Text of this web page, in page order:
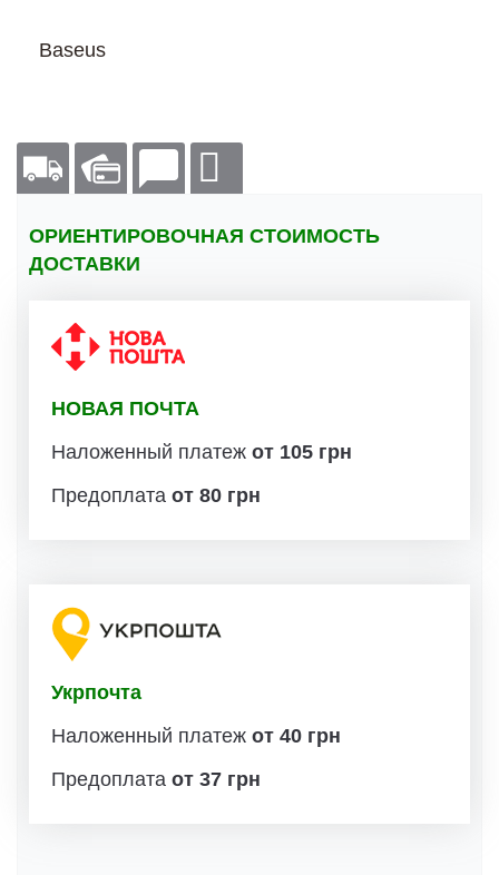
Baseus
ОРИЕНТИРОВОЧНАЯ СТОИМОСТЬ
ДОСТАВКИ
НОВАЯ ПОЧТА
Наложенный платеж от 105 грн
Предоплата от 80 грн
Укрпочта
Наложенный платеж от 40 грн
Предоплата от 37 грн